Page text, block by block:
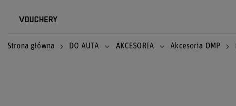
VOUCHERY
Strona główna DO AUTA AKCESORIA Akcesoria OMP